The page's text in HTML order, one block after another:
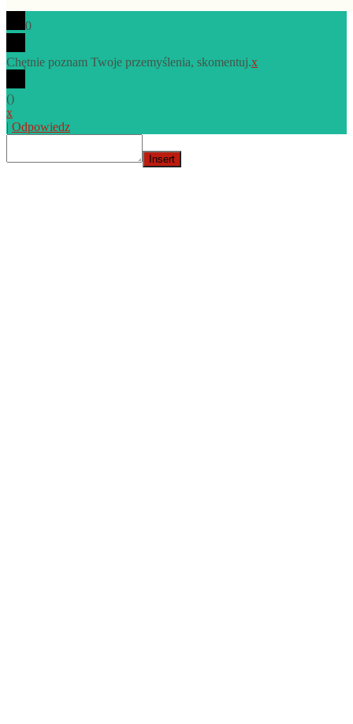
0
Chętnie poznam Twoje przemyślenia, skomentuj.x
()
x
| Odpowiedz
Insert